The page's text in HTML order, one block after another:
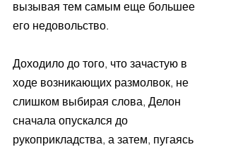
вызывая тем самым еще большее
его недовольство.
Доходило до того, что зачастую в
ходе возникающих размолвок, не
слишком выбирая слова, Делон
сначала опускался до
рукоприкладства, а затем, пугаясь